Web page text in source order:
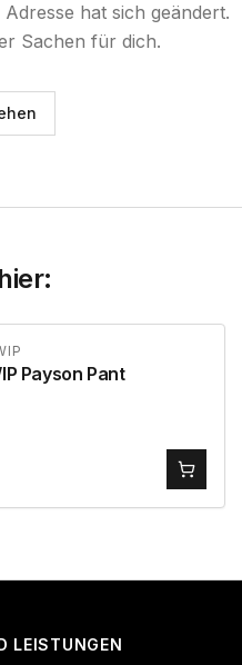
hat sich geändert.
Sachen für dich.
Payson Pant
LEISTUNGEN